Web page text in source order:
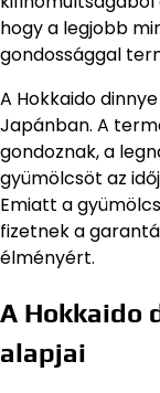
hogy a legjobb
gondossággal
A Hokkaido
Japánban. A
gondoznak, a
gyümölcsöt az
Emiatt a
fizetnek a
élményért.
A Hokkaido
alapjai